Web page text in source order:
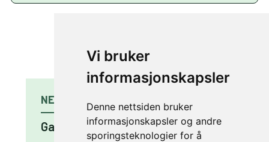
Vi bruker
informasjonskapsler
Denne nettsiden bruker
informasjonskapsler og andre
sporingsteknologier for å
NESTE ARTIKKEL
Gamle Oslovei nord for Skavlans veg